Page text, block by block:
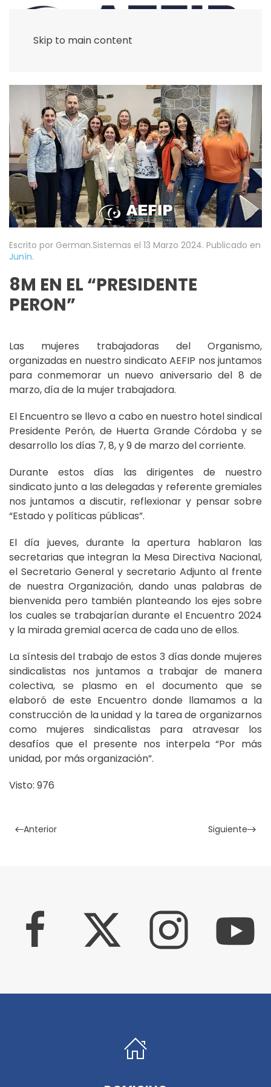
Skip to main content
Escrito por German.Sistemas el 13 Marzo 2024. Publicado en
Junín.
8M EN EL “PRESIDENTE
PERON”
Las mujeres trabajadoras del Organismo,
organizadas en nuestro sindicato AEFIP nos juntamos
para conmemorar un nuevo aniversario del 8 de
marzo, día de la mujer trabajadora.
El Encuentro se llevo a cabo en nuestro hotel sindical
Presidente Perón, de Huerta Grande Córdoba y se
desarrollo los días 7, 8, y 9 de marzo del corriente.
Durante estos días las dirigentes de nuestro
sindicato junto a las delegadas y referente gremiales
nos juntamos a discutir, reflexionar y pensar sobre
“Estado y políticas públicas”.
El día jueves, durante la apertura hablaron las
secretarias que integran la Mesa Directiva Nacional,
el Secretario General y secretario Adjunto al frente
de nuestra Organización, dando unas palabras de
bienvenida pero también planteando los ejes sobre
los cuales se trabajarían durante el Encuentro 2024
y la mirada gremial acerca de cada uno de ellos.
La síntesis del trabajo de estos 3 días donde mujeres
sindicalistas nos juntamos a trabajar de manera
colectiva, se plasmo en el documento que se
elaboró de este Encuentro donde llamamos a la
construcción de la unidad y la tarea de organizarnos
como mujeres sindicalistas para atravesar los
desafíos que el presente nos interpela “Por más
unidad, por más organización”.
Visto: 976
Anterior Siguiente